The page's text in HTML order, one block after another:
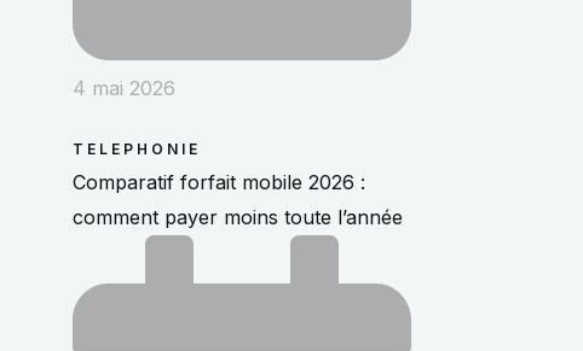
4 mai 2026
TELEPHONIE
Comparatif forfait mobile 2026 :
comment payer moins toute l’année